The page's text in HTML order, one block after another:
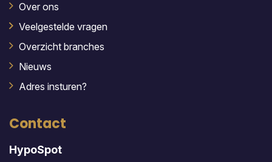
Over ons
Veelgestelde vragen
Overzicht branches
Nieuws
Adres insturen?
Contact
HypoSpot